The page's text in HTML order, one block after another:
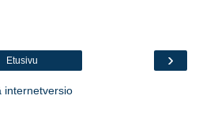
›
Etusivu
internetversio